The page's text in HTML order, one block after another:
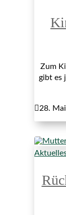
Zum
gibt es
28.